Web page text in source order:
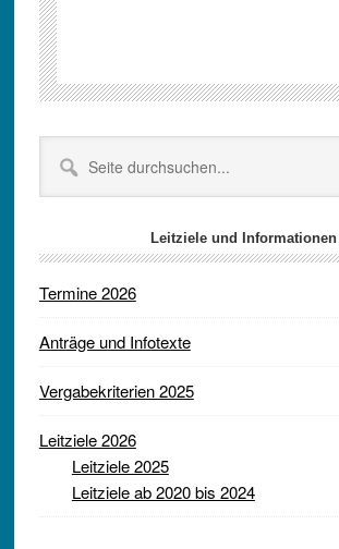
Seitenspalte
durchsuchen...
Leitziele und Informationen
Termine 2026
Anträge und Infotexte
Vergabekriterien 2025
Leitziele 2026
Leitziele 2025
Leitziele ab 2020 bis 2024